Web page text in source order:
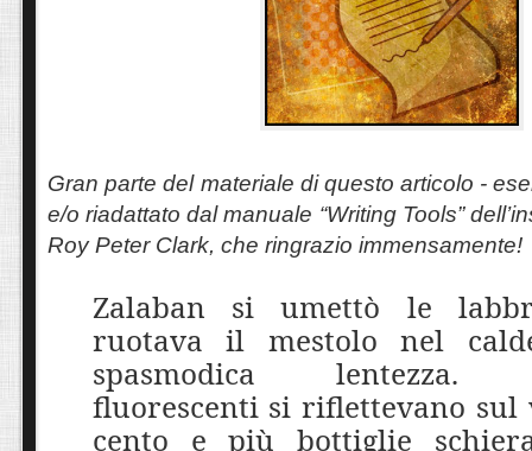
Gran parte del materiale di questo articolo -
e/o riadattato dal manuale “Writing Tools”
Roy Peter Clark, che ringrazio immensamente!
Zalaban si umettò le
ruotava il mestolo nel
spasmodica lentezza.
fluorescenti si riflettevano sul
cento e più bottiglie